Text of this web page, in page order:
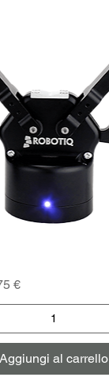
scontato
€
Aggiungi al carrello